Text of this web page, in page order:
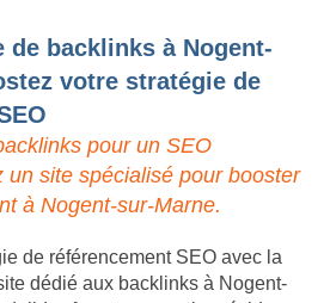
de backlinks à Nogent-
votre stratégie de
pour un SEO
un site spécialisé pour booster
à Nogent-sur-Marne.
de référencement SEO avec la
dédié aux backlinks à Nogent-